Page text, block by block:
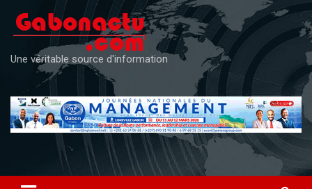
content
Une véritable source d'information